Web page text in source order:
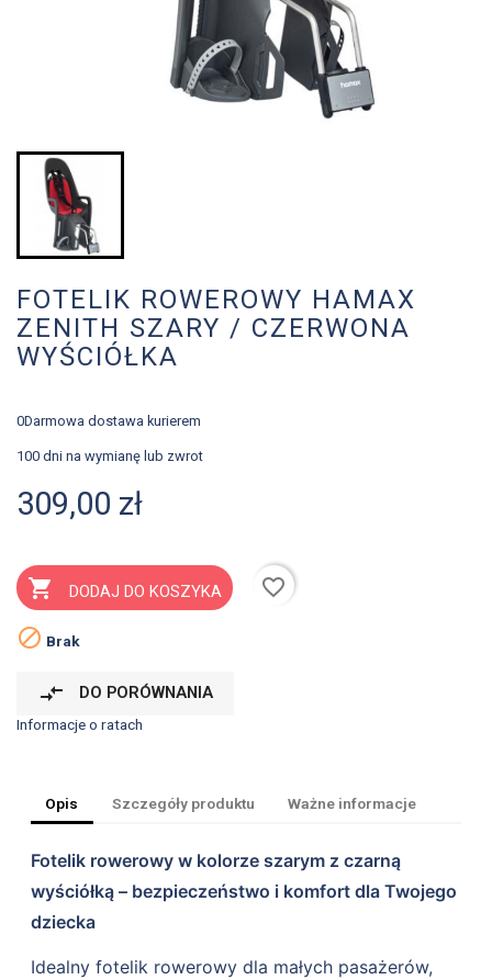
FOTELIK ROWEROWY HAMAX
ZENITH SZARY / CZERWONA
WYŚCIÓŁKA
0Darmowa dostawa kurierem
100 dni na wymianę lub zwrot
309,00 zł
 DODAJ DO KOSZYKA
favorite_border
 Brak
compare_arrows DO PORÓWNANIA
Informacje o ratach
Opis Szczegóły produktu Ważne informacje
Fotelik rowerowy w kolorze szarym z czarną
wyściółką – bezpieczeństwo i komfort dla Twojego
dziecka
Idealny fotelik rowerowy dla małych pasażerów,